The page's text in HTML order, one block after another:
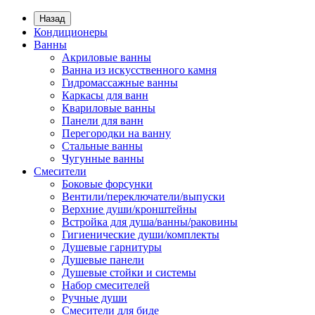
Назад
Кондиционеры
Ванны
Акриловые ванны
Ванна из искусственного камня
Гидромассажные ванны
Каркасы для ванн
Квариловые ванны
Панели для ванн
Перегородки на ванну
Стальные ванны
Чугунные ванны
Смесители
Боковые форсунки
Вентили/переключатели/выпуски
Верхние души/кронштейны
Встройка для душа/ванны/раковины
Гигиенические души/комплекты
Душевые гарнитуры
Душевые панели
Душевые стойки и системы
Набор смесителей
Ручные души
Смесители для биде